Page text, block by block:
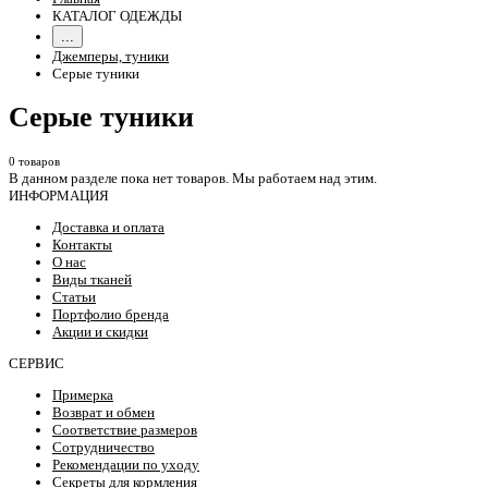
КАТАЛОГ ОДЕЖДЫ
Джемперы, туники
Серые туники
Серые туники
0 товаров
В данном разделе пока нет товаров. Мы работаем над этим.
ИНФОРМАЦИЯ
Доставка и оплата
Контакты
О нас
Виды тканей
Статьи
Портфолио бренда
Акции и скидки
СЕРВИС
Примерка
Возврат и обмен
Соответствие размеров
Сотрудничество
Рекомендации по уходу
Секреты для кормления